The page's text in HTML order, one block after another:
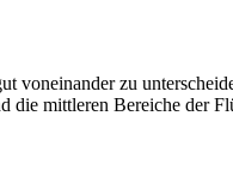
voneinander zu
die mittleren Bereiche der